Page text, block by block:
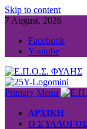
Skip to content
7 August, 2026
Facebook
Youtube
Primary Menu
ΑΡΧΙΚΗ
Ο ΣΎΛΛΟΓΟΣ